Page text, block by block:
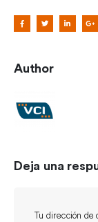
Author
Deja una
Tu dirección de